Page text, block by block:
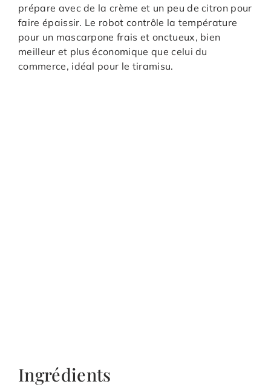
prépare avec de la crème et un peu de citron pour
faire épaissir. Le robot contrôle la température
pour un mascarpone frais et onctueux, bien
meilleur et plus économique que celui du
commerce, idéal pour le tiramisu.
Ingrédients